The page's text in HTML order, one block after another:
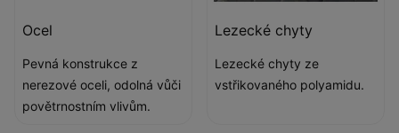
Ocel
Pevná konstrukce z
nerezové oceli, odolná vůči
povětrnostním vlivům.
Lezecké chyty
Lezecké chyty ze
vstřikovaného polyamidu.